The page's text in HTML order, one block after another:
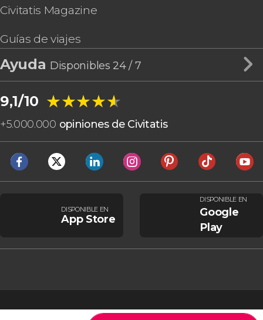
Civitatis Magazine
Guías de viajes
Ayuda Disponibles 24 / 7
9,1/10 ★★★★★
★★★★★
+5.000.000 opiniones de Civitatis
DISPONIBLE EN
App Store
DISPONIBLE EN
Google
Play